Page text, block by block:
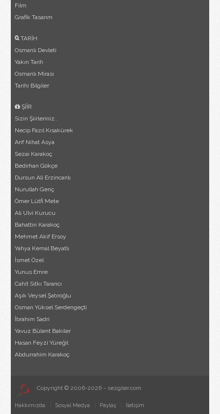
Film
Grafik Tasarım
TARİH
Osmanlı Devleti
Yakın Tarih
Osmanlı Mirası
Tarihi Bilgiler
ŞİİR
Sizin Şiirleriniz..
Necip Fazıl Kısakürek
Arif Nihat Asya
Sezai Karakoç
Bedirhan Gökçe
Dursun Ali Erzincanlı
Nurullah Genç
Ömer Lütfi Mete
Ali Ulvi Kurucu
Bahattin Karakoç
Mehmet Akif Ersoy
Yahya Kemal Beyatlı
İsmet Özel
Yunus Emre
Cahit Sıtkı Tarancı
Aşık Veysel Şatıroğlu
Osman Yüksel Serdengeçti
İbrahim Sadri
Yavuz Bülent Bakiler
Hasan Feyzi Yüreğil
Abdurrahim Karakoç
Copyright © 2006-2026 ~ sezgiler.com
Hakkımızda Sosyal Medya Paylaş İletişim